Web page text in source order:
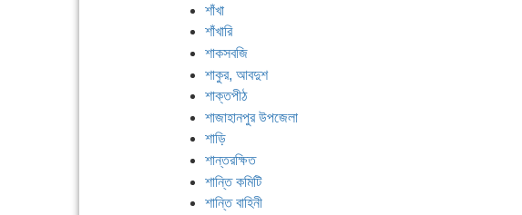
শাঁখা
শাঁখারি
শাকসবজি
শাকুর, আবদুশ
শাক্তপীঠ
শাজাহানপুর উপজেলা
শাড়ি
শান্তরক্ষিত
শান্তি কমিটি
শান্তি বাহিনী